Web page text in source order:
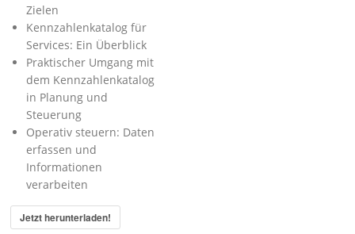
Zielen
Kennzahlenkatalog für
Services: Ein Überblick
Praktischer Umgang mit
dem Kennzahlenkatalog
in Planung und
Steuerung
Operativ steuern: Daten
erfassen und
Informationen
verarbeiten
Jetzt herunterladen!